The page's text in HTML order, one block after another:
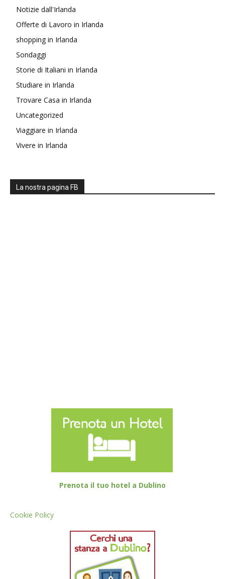
Notizie dall'Irlanda
Offerte di Lavoro in Irlanda
shopping in Irlanda
Sondaggi
Storie di Italiani in Irlanda
Studiare in Irlanda
Trovare Casa in Irlanda
Uncategorized
Viaggiare in Irlanda
Vivere in Irlanda
La nostra pagina FB
Prenota il tuo hotel a Dublino
Cookie Policy